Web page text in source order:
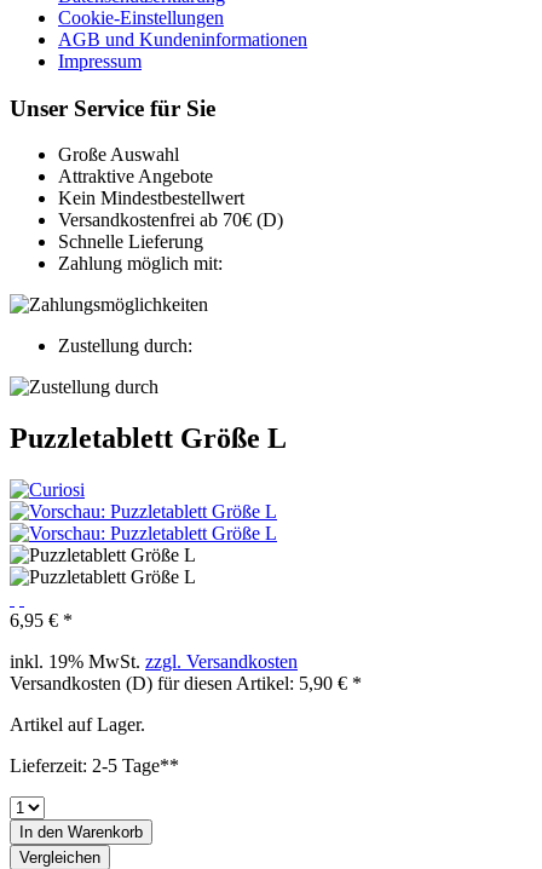
Cookie-Einstellungen
AGB und Kundeninformationen
Impressum
Unser Service für Sie
Große Auswahl
Attraktive Angebote
Kein Mindestbestellwert
Versandkostenfrei ab 70€ (D)
Schnelle Lieferung
Zahlung möglich mit:
Zustellung durch:
Puzzletablett Größe L
6,95 € *
inkl. 19% MwSt. zzgl. Versandkosten
Versandkosten (D) für diesen Artikel: 5,90 € *
Artikel auf Lager.
Lieferzeit: 2-5 Tage**
In den Warenkorb
Vergleichen